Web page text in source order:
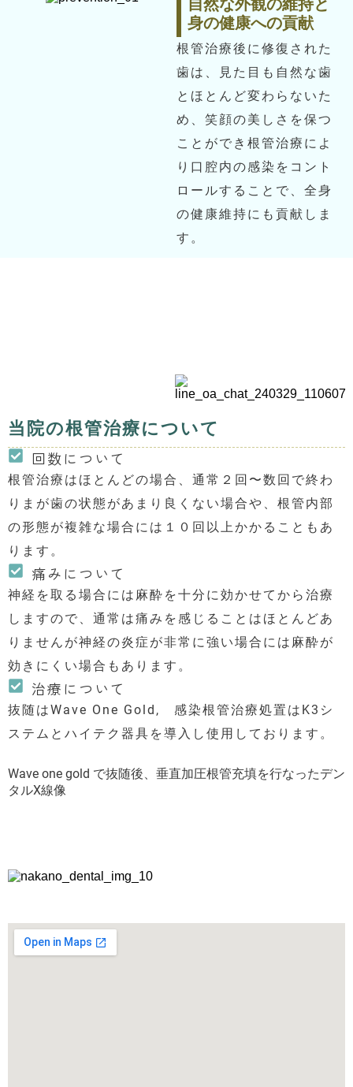
自然な外観の維持と
身の健康への貢献
根管治療後に修復された
歯は、見た目も自然な歯
とほとんど変わらないた
め、笑顔の美しさを保つ
ことができ根管治療によ
り口腔内の感染をコント
ロールすることで、全身
の健康維持にも貢献しま
す。
当院の根管治療について
回数について
根管治療はほとんどの場合、通常２回〜数回で終わ
りまが歯の状態があまり良くない場合や、根管内部
の形態が複雑な場合には１０回以上かかることもあ
ります。
痛みについて
神経を取る場合には麻酔を十分に効かせてから治療
しますので、通常は痛みを感じることはほとんどあ
りませんが神経の炎症が非常に強い場合には麻酔が
効きにくい場合もあります。
治療について
抜随はWave One Gold, 感染根管治療処置はK3シ
ステムとハイテク器具を導入し使用しております。
Wave one gold で抜随後、垂直加圧根管充填を行なったデン
タルX線像